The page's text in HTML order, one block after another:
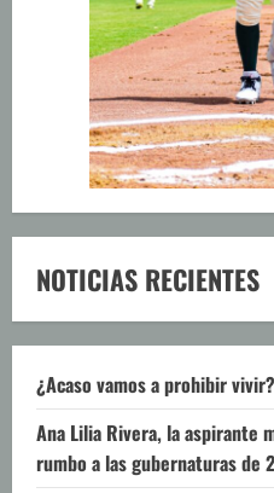
NOTICIAS RECIENTES
¿Acaso vamos a prohibir vivir?
Ana Lilia Rivera, la aspirante
rumbo a las gubernaturas de